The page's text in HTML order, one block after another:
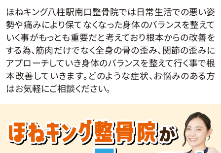
ほねキング八柱駅南口整骨院では日常生活での悪い姿
勢や痛みにより保てなくなった身体のバランスを整えて
いく事がもっとも重要だと考えており根本からの改善を
する為、筋肉だけでなく全身の骨の歪み、関節の歪みに
アプローチしていき身体のバランスを整えて行く事で根
本改善していきます。どのような症状、お悩みのある方
はお気軽にご相談ください。